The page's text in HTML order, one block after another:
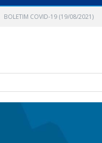
BOLETIM COVID-19 (19/08/2021)